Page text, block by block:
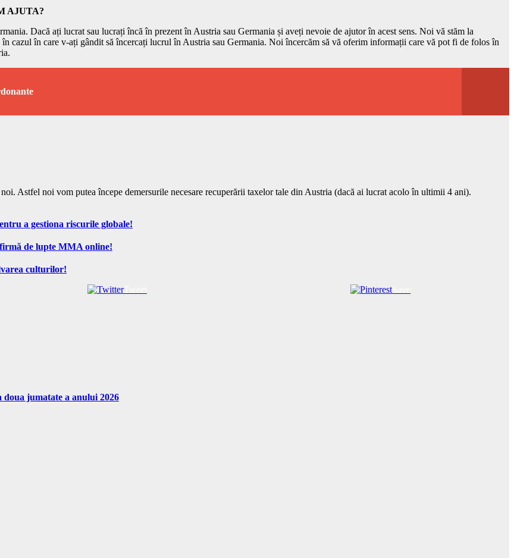
AJUTA?
Dacă ați lucrat sau lucrați încă în prezent în Austria sau Germania și aveți nevoie de ajutor în acest sens. Noi vă stăm la
cazul în care v-ați gândit să încercați lucrul în Austria sau Germania. Noi încercăm să vă oferim informații care vă pot fi de folos în
Astfel noi vom putea începe demersurile necesare recuperării taxelor tale din Austria (dacă ai lucrat acolo în ultimii 4 ani).
a gestiona riscurile globale!
de lupte MMA online!
culturilor!
Tweet
jumatate a anului 2026